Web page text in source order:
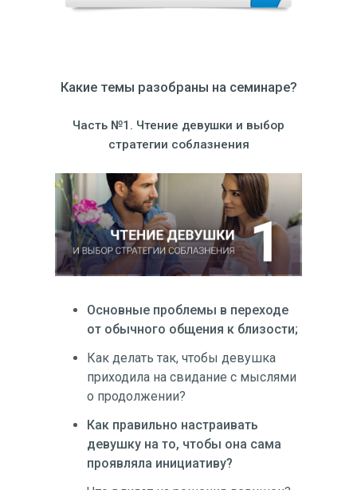
Какие темы разобраны на семинаре?
Часть №1. Чтение девушки и выбор
стратегии соблазнения
Основные проблемы в переходе
от обычного общения к близости;
Как делать так, чтобы девушка
приходила на свидание с мыслями
о продолжении?
Как правильно настраивать
девушку на то, чтобы она сама
проявляла инициативу?